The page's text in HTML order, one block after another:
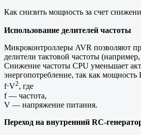
Как снизить мощность за счет
Использование делителей частоты
Микроконтроллеры AVR позволяют
делители тактовой частоты
Снижение частоты CPU уменьшает
энергопотребление, так как мощность
f⋅V2, где
f — частота,
V — напряжение питания.
Переход на внутренний RC-